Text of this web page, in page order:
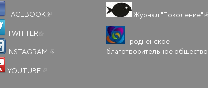
FACEBOOK
TWITTER
INSTAGRAM
(внешняя ссылка)
YOUTUBE
Журнал "Поколение"
Гродненское
благотворительное общество